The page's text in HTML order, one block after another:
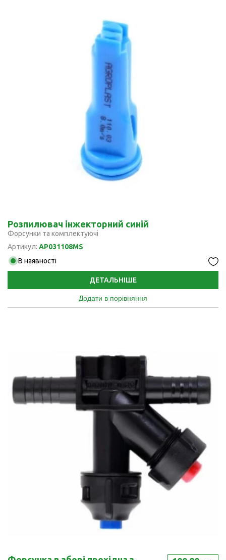
Розпилювач інжекторний синій
Форсунки та комплектуючі
Артикул: AP031108MS
В наявності
ДЕТАЛЬНІШЕ
Додати в порівняння